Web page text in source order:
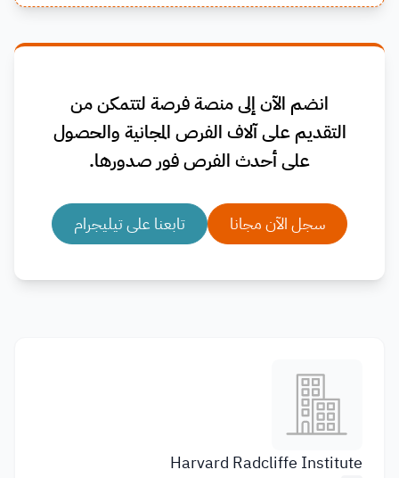
انضم الآن إلى منصة فرصة لتتمكن من
التقديم على آلاف الفرص المجانية والحصول
على أحدث الفرص فور صدورها.
سجل الآن مجانا تابعنا على تيليجرام
Harvard Radcliffe Institute